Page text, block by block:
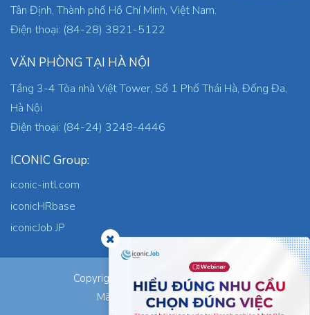
Tân Định, Thành phố Hồ Chí Minh, Việt Nam.
Điện thoại: (84-28) 3821-5122
VĂN PHÒNG TẠI HÀ NỘI
Tầng 3-4 Tòa nhà Việt Tower, Số 1 Phố Thái Hà, Đống Đa,
Hà Nội
Điện thoại: (84-24) 3248-4446
ICONIC Group:
iconic-intl.com
iconicHRbase
iconicJob JP
Copyright © 2026 ICONIC Co., Ltd.
Mã số thuế: 0305745871